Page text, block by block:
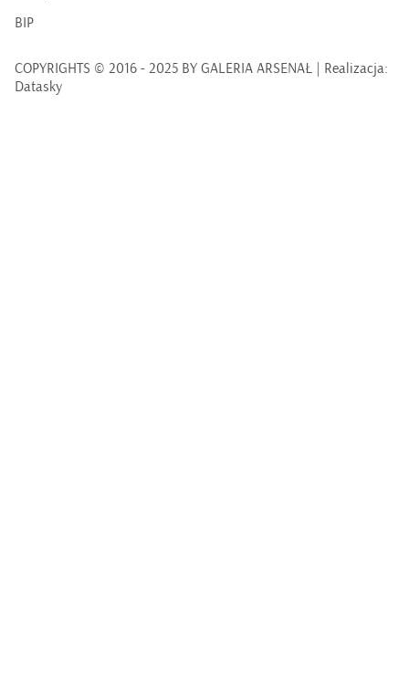
BIP
COPYRIGHTS © 2016 - 2025 BY GALERIA ARSENAŁ | Realizacja:
Datasky